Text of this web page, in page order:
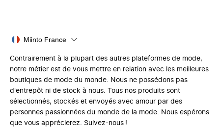
Miinto France
Contrairement à la plupart des autres plateformes de mode,
notre métier est de vous mettre en relation avec les meilleures
boutiques de mode du monde. Nous ne possédons pas
d'entrepôt ni de stock à nous. Tous nos produits sont
sélectionnés, stockés et envoyés avec amour par des
personnes passionnées du monde de la mode. Nous espérons
que vous apprécierez. Suivez-nous !